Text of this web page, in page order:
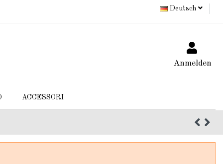
Deutsch
Anmelden
ACCESSORI